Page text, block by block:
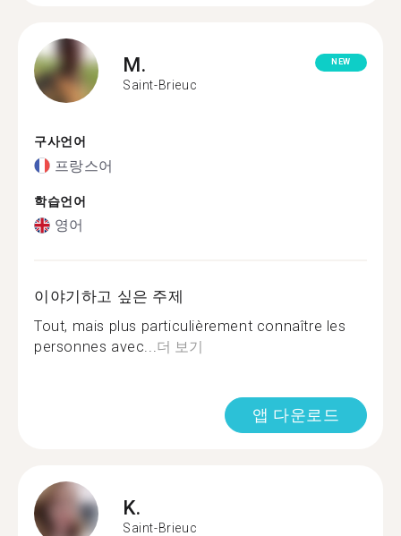
M.
Saint-Brieuc
NEW
구사언어
프랑스어
학습언어
영어
이야기하고 싶은 주제
Tout, mais plus particulièrement connaître les
personnes avec...더 보기
앱 다운로드
K.
Saint-Brieuc